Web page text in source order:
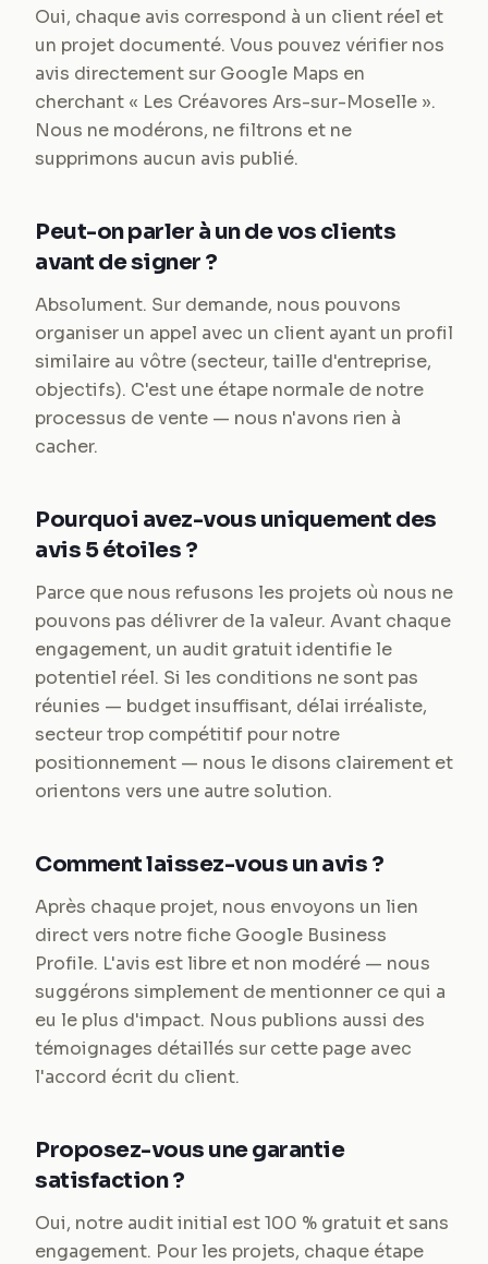
Oui, chaque avis correspond à un client réel et
un projet documenté. Vous pouvez vérifier nos
avis directement sur Google Maps en
cherchant « Les Créavores Ars-sur-Moselle ».
Nous ne modérons, ne filtrons et ne
supprimons aucun avis publié.
Peut-on parler à un de vos clients
avant de signer ?
Absolument. Sur demande, nous pouvons
organiser un appel avec un client ayant un profil
similaire au vôtre (secteur, taille d'entreprise,
objectifs). C'est une étape normale de notre
processus de vente — nous n'avons rien à
cacher.
Pourquoi avez-vous uniquement des
avis 5 étoiles ?
Parce que nous refusons les projets où nous ne
pouvons pas délivrer de la valeur. Avant chaque
engagement, un audit gratuit identifie le
potentiel réel. Si les conditions ne sont pas
réunies — budget insuffisant, délai irréaliste,
secteur trop compétitif pour notre
positionnement — nous le disons clairement et
orientons vers une autre solution.
Comment laissez-vous un avis ?
Après chaque projet, nous envoyons un lien
direct vers notre fiche Google Business
Profile. L'avis est libre et non modéré — nous
suggérons simplement de mentionner ce qui a
eu le plus d'impact. Nous publions aussi des
témoignages détaillés sur cette page avec
l'accord écrit du client.
Proposez-vous une garantie
satisfaction ?
Oui, notre audit initial est 100 % gratuit et sans
engagement. Pour les projets, chaque étape